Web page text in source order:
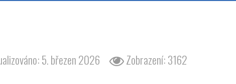
5. březen 2026 Zobrazení: 3162